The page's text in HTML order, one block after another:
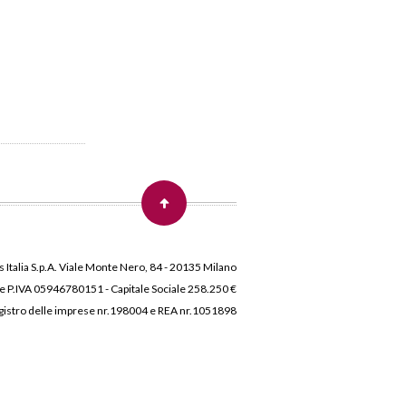
Italia S.p.A. Viale Monte Nero, 84 - 20135 Milano
P.IVA 05946780151 - Capitale Sociale 258.250 €
delle imprese nr.198004 e REA nr.1051898